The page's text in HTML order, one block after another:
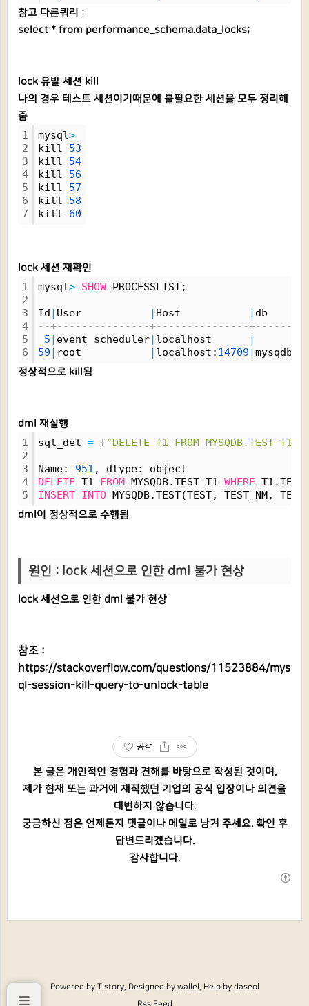
참고 다른쿼리 :
select * from performance_schema.data_locks;
lock 유발 세션 kill
나의 경우 테스트 세션이기때문에 불필요한 세션을 모두 정리해
줌
1
2
3
4
5
6
7
mysql>
kill 53
kill 54
kill 56
kill 57
kill 58
kill 60
lock 세션 재확인
1
2
3
4
5
6
mysql> SHOW PROCESSLIST;
Id | User | Host | db
--+---------------+---------------+------
5 | event_scheduler| localhost |
59 | root | localhost: 14709 |mysqdb
정상적으로 kill됨
dml 재실행
1
2
3
4
5
sql_del = f"DELETE T1 FROM MYSQDB.TEST T1
Name: 951 , dtype: object
DELETE T1 FROM MYSQDB.TEST T1 WHERE
INSERT INTO MYSQDB.TEST(TEST, TEST_NM,
dml이 정상적으로 수행됨
원인 : lock 세션으로 인한 dml 불가 현상
lock 세션으로 인한 dml 불가 현상
참조 :
https://stackoverflow.com/questions/11523884/mys
ql-session-kill-query-to-unlock-table
공감
본 글은 개인적인 경험과 견해를 바탕으로 작성된 것이며,
제가 현재 또는 과거에 재직했던 기업의 공식 입장이나 의견을
대변하지 않습니다.
궁금하신 점은 언제든지 댓글이나 메일로 남겨 주세요. 확인 후
답변드리겠습니다.
감사합니다.
Powered byTistory, Designed bywallel, Help bydaseol
Rss Feed